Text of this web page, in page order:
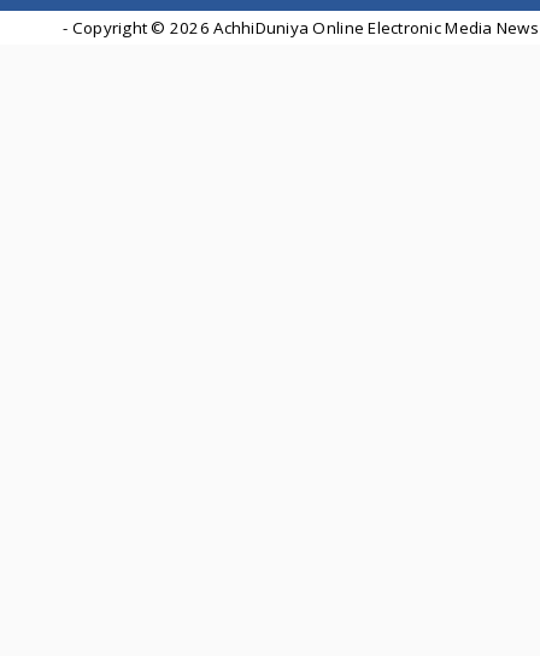
- Copyright © 2026 AchhiDuniya Online Electronic Media